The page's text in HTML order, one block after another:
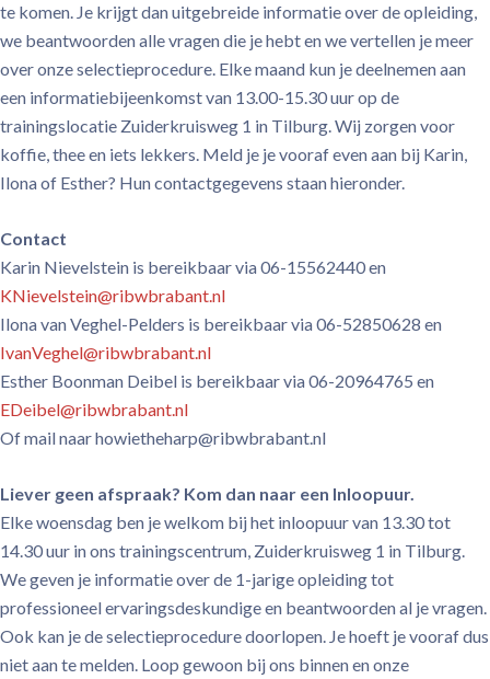
te komen. Je krijgt dan uitgebreide informatie over de opleiding,
we beantwoorden alle vragen die je hebt en we vertellen je meer
over onze selectieprocedure. Elke maand kun je deelnemen aan
een informatiebijeenkomst van 13.00-15.30 uur op de
trainingslocatie Zuiderkruisweg 1 in Tilburg. Wij zorgen voor
koffie, thee en iets lekkers. Meld je je vooraf even aan bij Karin,
Ilona of Esther? Hun contactgegevens staan hieronder.
Contact
Karin Nievelstein is bereikbaar via 06-15562440 en
KNievelstein@ribwbrabant.nl
Ilona van Veghel-Pelders is bereikbaar via 06-52850628 en
IvanVeghel@ribwbrabant.nl
Esther Boonman Deibel is bereikbaar via 06-20964765 en
EDeibel@ribwbrabant.nl
Of mail naar howietheharp@ribwbrabant.nl
Liever geen afspraak? Kom dan naar een Inloopuur.
Elke woensdag ben je welkom bij het inloopuur van 13.30 tot
14.30 uur in ons trainingscentrum, Zuiderkruisweg 1 in Tilburg.
We geven je informatie over de 1-jarige opleiding tot
professioneel ervaringsdeskundige en beantwoorden al je vragen.
Ook kan je de selectieprocedure doorlopen. Je hoeft je vooraf dus
niet aan te melden. Loop gewoon bij ons binnen en onze